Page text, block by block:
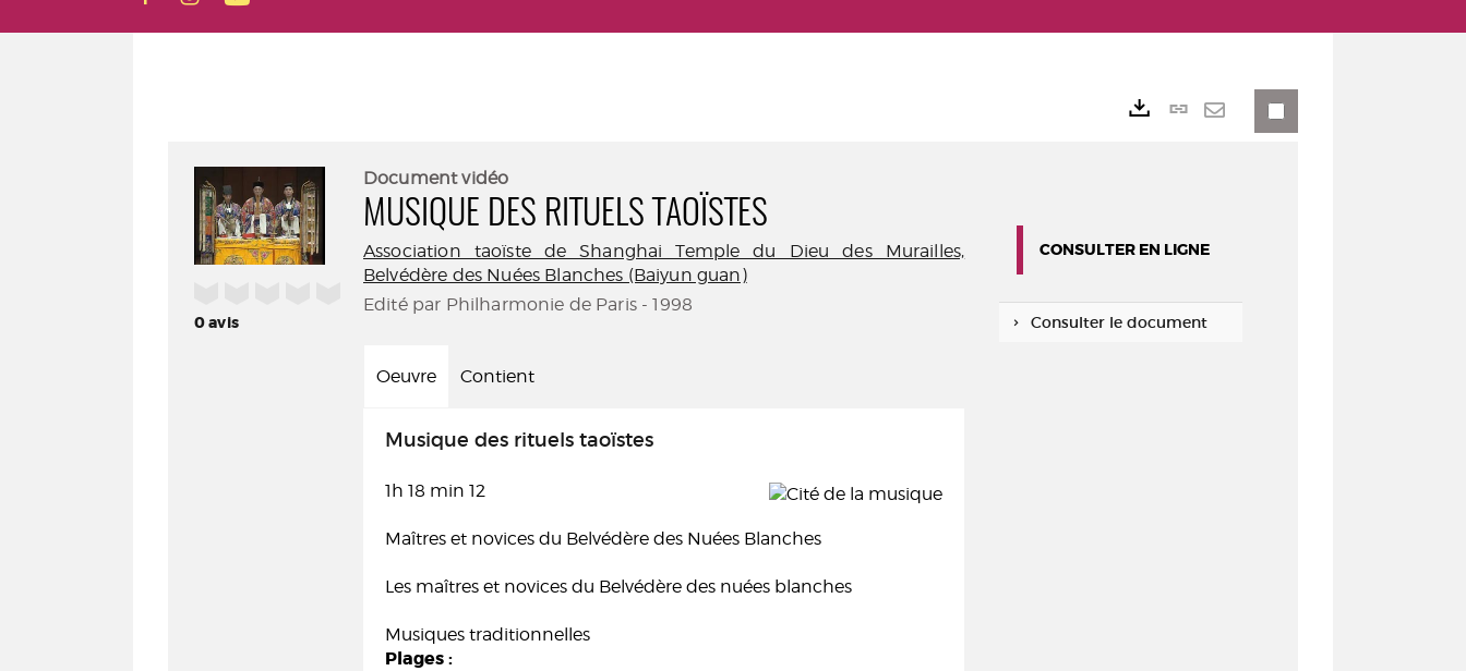
0avis
Document vidéo
MUSIQUE DES RITUELS TAOÏSTES
Association taoïste de Shanghai Temple du Dieu des Murailles,
Belvédère des Nuées Blanches (Baiyun guan)
Edité par Philharmonie de Paris - 1998
Oeuvre Contient
Musique des rituels taoïstes
1h 18 min 12
Maîtres et novices du Belvédère des Nuées Blanches
Les maîtres et novices du Belvédère des nuées blanches
Musiques traditionnelles
Plages :
Lien
CONSULTER EN LIGNE
Consulter le document